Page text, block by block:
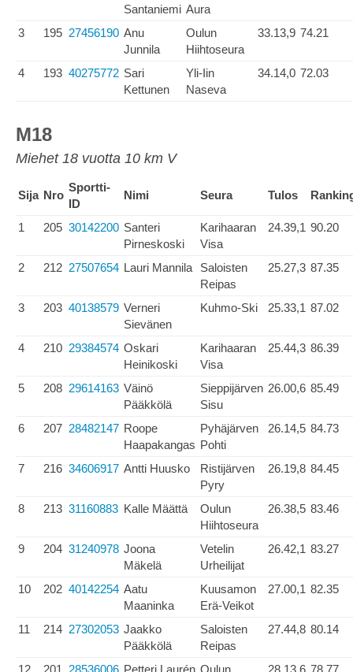
Santaniemi Aura
3 195 27456190 Anu
Junnila
Oulun
Hiihtoseura
33.13,9 74.21
4 193 40275772 Sari
Kettunen
Yli-Iin
Naseva
34.14,0 72.03
M18
Miehet 18 vuotta 10 km V
Sija Nro
Sportti-
ID
Nimi Seura Tulos
1 205 30142200 Santeri
Pirneskoski
Karihaaran
Visa
24.39,1 90.20
2 212 27507654 Lauri Mannila
Saloisten
Reipas
25.27,3 87.35
3 203 40138579 Verneri
Sievänen
Kuhmo-Ski 25.33,1 87.02
4 210 29384574 Oskari
Heinikoski
Karihaaran
Visa
25.44,3 86.39
5 208 29614163 Väinö
Pääkkölä
Sieppijärven
Sisu
26.00,6 85.49
6 207 28482147 Roope
Haapakangas
Pyhäjärven
Pohti
26.14,5 84.73
7 216 34606917 Antti Huusko
Ristijärven
Pyry
26.19,8 84.45
8 213 31160883 Kalle Määttä
Oulun
Hiihtoseura
26.38,5 83.46
9 204 31240978 Joona
Mäkelä
Vetelin
Urheilijat
26.42,1 83.27
10 202 40142254 Aatu
Maaninka
Kuusamon
Erä-Veikot
27.00,1 82.35
11 214 27302053 Jaakko
Pääkkölä
Saloisten
Reipas
27.44,8 80.14
12 201 28536006 Petteri Laurén Oulun
28.13,6 78.77